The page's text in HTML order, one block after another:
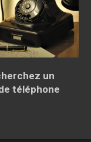
un
téléphone